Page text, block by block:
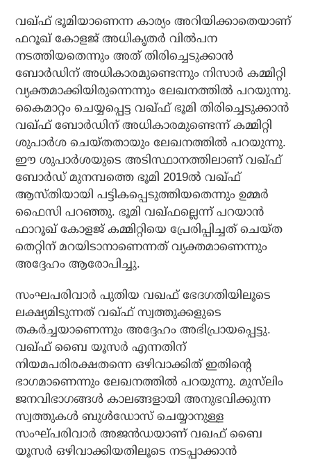
വഖ്ഫ് ഭൂമിയാണെന്ന കാര്യം അറിയിക്കാതെയാണ്
ഫറൂഖ് കോളജ് അധികൃതര്‍ വില്‍പന
നടത്തിയതെന്നും അത് തിരിച്ചെടുക്കാന്‍
ബോര്‍ഡിന് അധികാരമുണ്ടെന്നും നിസാര്‍ കമ്മിറ്റി
വ്യക്തമാക്കിയിരുന്നെന്നും ലേഖനത്തില്‍ പറയുന്നു.
കൈമാറ്റം ചെയ്യപ്പെട്ട വഖ്ഫ് ഭൂമി തിരിച്ചെടുക്കാന്‍
വഖ്ഫ് ബോര്‍ഡിന് അധികാരമുണ്ടെന്ന് കമ്മിറ്റി
ശുപാര്‍ശ ചെയ്തതായും ലേഖനത്തില്‍ പറയുന്നു.
ഈ ശുപാര്‍ശയുടെ അടിസ്ഥാനത്തിലാണ് വഖ്ഫ്
ബോര്‍ഡ് മുനമ്പത്തെ ഭൂമി 2019ല്‍ വഖ്ഫ്
ആസ്തിയായി പട്ടികപ്പെടുത്തിയതെന്നും ഉമ്മര്‍
ഫൈസി പറഞ്ഞു. ഭൂമി വഖ്ഫല്ലെന്ന് പറയാന്‍
ഫാറൂഖ് കോളജ് കമ്മിറ്റിയെ പ്രേരിപ്പിച്ചത് ചെയ്ത
തെറ്റിന് മറയിടാനാണെന്നത് വ്യക്തമാണെന്നും
അദ്ദേഹം ആരോപിച്ചു.
സംഘപരിവാര്‍ പുതിയ വഖഫ് ഭേദഗതിയിലൂടെ
ലക്ഷ്യമിടുന്നത് വഖ്ഫ് സ്വത്തുക്കളുടെ
തകര്‍ച്ചയാണെന്നും അദ്ദേഹം അഭിപ്രായപ്പെട്ടു.
വഖ്ഫ് ബൈ യൂസര്‍ എന്നതിന്
നിയമപരിരക്ഷതന്നെ ഒഴിവാക്കിത് ഇതിന്റെ
ഭാഗമാണെന്നും ലേഖനത്തില്‍ പറയുന്നു. മുസ്‌ലിം
ജനവിഭാഗങ്ങള്‍ കാലങ്ങളായി അനുഭവിക്കുന്ന
സ്വത്തുകള്‍ ബുള്‍ഡോസ് ചെയ്യാനുള്ള
സംഘ്പരിവാര്‍ അജന്‍ഡയാണ് വഖഫ് ബൈ
യൂസര്‍ ഒഴിവാക്കിയതിലൂടെ നടപ്പാക്കാന്‍